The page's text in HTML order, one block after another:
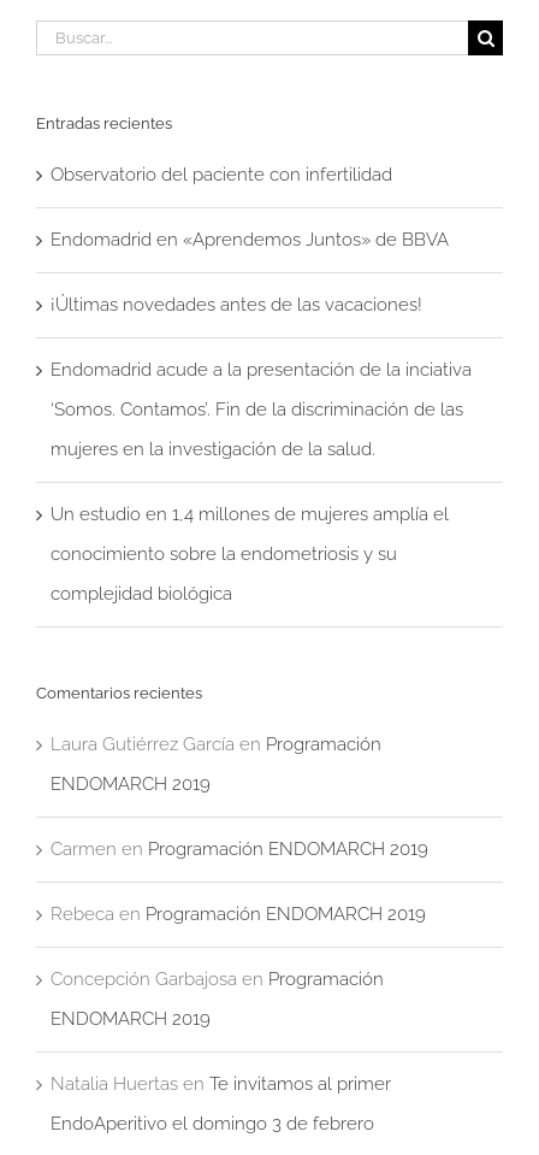
Buscar:
Entradas recientes
Observatorio del paciente con infertilidad
Endomadrid en «Aprendemos Juntos» de BBVA
¡Últimas novedades antes de las vacaciones!
Endomadrid acude a la presentación de la inciativa
‘Somos. Contamos’. Fin de la discriminación de las
mujeres en la investigación de la salud.
Un estudio en 1,4 millones de mujeres amplía el
conocimiento sobre la endometriosis y su
complejidad biológica
Comentarios recientes
Laura Gutiérrez García en Programación
ENDOMARCH 2019
Carmen en Programación ENDOMARCH 2019
Rebeca en Programación ENDOMARCH 2019
Concepción Garbajosa en Programación
ENDOMARCH 2019
Natalia Huertas en Te invitamos al primer
EndoAperitivo el domingo 3 de febrero